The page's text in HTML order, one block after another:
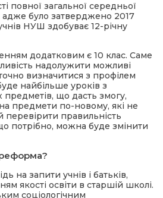
повної загальної середньої
було затверджено 2017
НУШ здобуває 12-річну
додатковим є 10 клас. Саме
надолужити можливі
визначитися з профілем
найбільше уроків з
предметів, що дасть змогу,
предмети по-новому, які не
перевірити правильність
потрібно, можна буде змінити
на запити учнів і батьків,
якості освіти в старшій школі.
соціологічним